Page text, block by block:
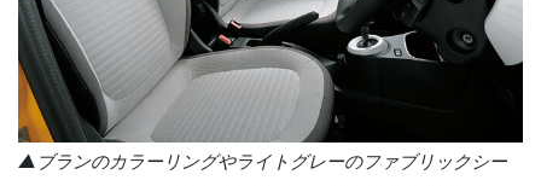
▲ブランのカラーリングやライトグレーのファブリックシー